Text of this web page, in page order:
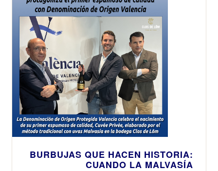
BURBUJAS QUE HACEN HISTORIA:
CUANDO LA MALVASÍA